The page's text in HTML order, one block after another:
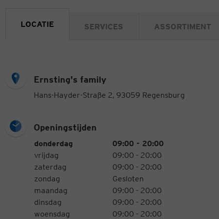
LOCATIE SERVICES ASSORTIMENT
Ernsting's family
Hans-Hayder-Straße 2, 93059 Regensburg
Openingstijden
Openingstijden
WeekdagTijden
donderdag
09:00 - 20:00
vrijdag
09:00 - 20:00
zaterdag
09:00 - 20:00
zondag
Gesloten
maandag
09:00 - 20:00
dinsdag
09:00 - 20:00
woensdag
09:00 - 20:00